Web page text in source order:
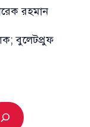
রহমান
বুলেটপ্রুফ